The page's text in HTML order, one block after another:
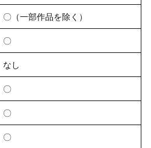
〇（一部作品を除く）
〇
なし
〇
〇
〇